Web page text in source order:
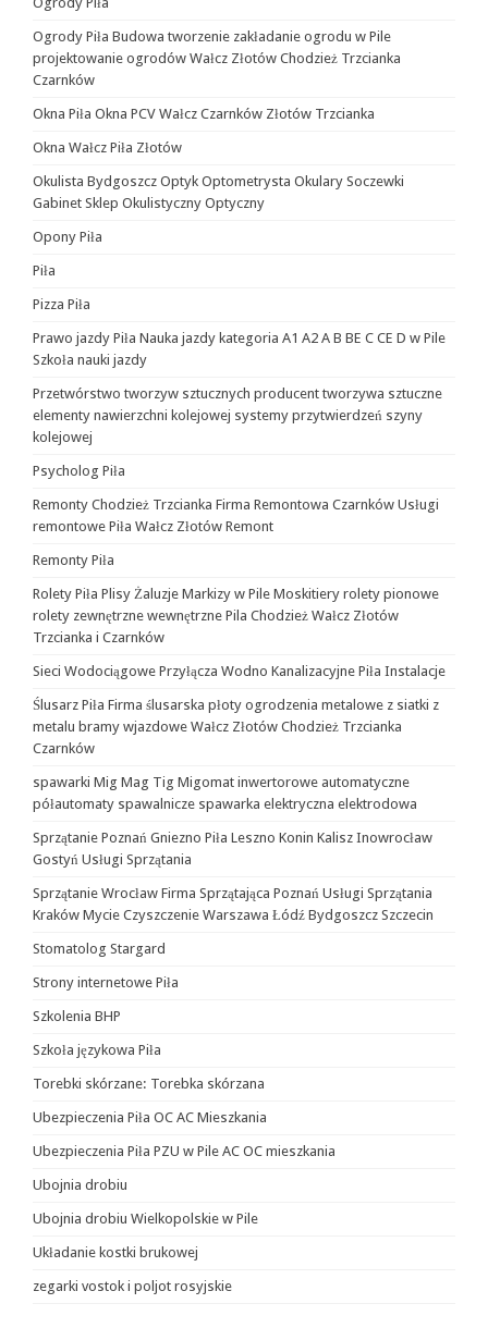
Ogrody Piła Budowa tworzenie zakładanie ogrodu w Pile
projektowanie ogrodów Wałcz Złotów Chodzież Trzcianka
Czarnków
Okna Piła Okna PCV Wałcz Czarnków Złotów Trzcianka
Okna Wałcz Piła Złotów
Okulista Bydgoszcz Optyk Optometrysta Okulary Soczewki
Gabinet Sklep Okulistyczny Optyczny
Opony Piła
Piła
Pizza Piła
Prawo jazdy Piła Nauka jazdy kategoria A1 A2 A B BE C CE D‎ w Pile
Szkoła nauki jazdy
Przetwórstwo tworzyw sztucznych producent tworzywa sztuczne
elementy nawierzchni kolejowej systemy przytwierdzeń szyny
kolejowej
Psycholog Piła
Remonty Chodzież Trzcianka Firma Remontowa Czarnków Usługi
remontowe Piła Wałcz Złotów Remont
Remonty Piła
Rolety Piła Plisy Żaluzje Markizy w Pile Moskitiery rolety pionowe
rolety zewnętrzne wewnętrzne Pila Chodzież Wałcz Złotów
Trzcianka i Czarnków
Sieci Wodociągowe Przyłącza Wodno Kanalizacyjne Piła Instalacje
Ślusarz Piła Firma ślusarska płoty ogrodzenia metalowe z siatki z
metalu bramy wjazdowe Wałcz Złotów Chodzież Trzcianka
Czarnków
spawarki Mig Mag Tig Migomat inwertorowe automatyczne
półautomaty spawalnicze spawarka elektryczna elektrodowa
Sprzątanie Poznań Gniezno Piła Leszno Konin Kalisz Inowrocław
Gostyń Usługi Sprzątania
Sprzątanie Wrocław Firma Sprzątająca Poznań Usługi Sprzątania
Kraków Mycie Czyszczenie Warszawa Łódź Bydgoszcz Szczecin
Stomatolog Stargard
Strony internetowe Piła
Szkolenia BHP
Szkoła językowa Piła
Torebki skórzane: Torebka skórzana
Ubezpieczenia Piła OC AC Mieszkania
Ubezpieczenia Piła PZU w Pile AC OC mieszkania
Ubojnia drobiu
Ubojnia drobiu Wielkopolskie w Pile
Układanie kostki brukowej
zegarki vostok i poljot rosyjskie